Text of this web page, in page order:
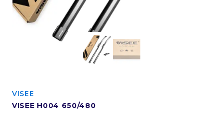
VISEE
VISEE H004 650/480